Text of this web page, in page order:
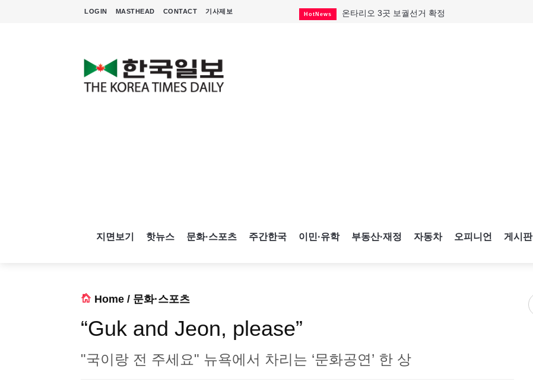
LOGIN MASTHEAD CONTACT 기사제보 HotNews 온타리오 3곳 보궐선거 확정
지면보기 핫뉴스 문화·스포츠 주간한국 이민·유학 부동산·재정 자동차 오피니언 게시판
Home / 문화·스포츠
“Guk and Jeon, please”
"국이랑 전 주세요" 뉴욕에서 차리는 ‘문화공연’ 한 상